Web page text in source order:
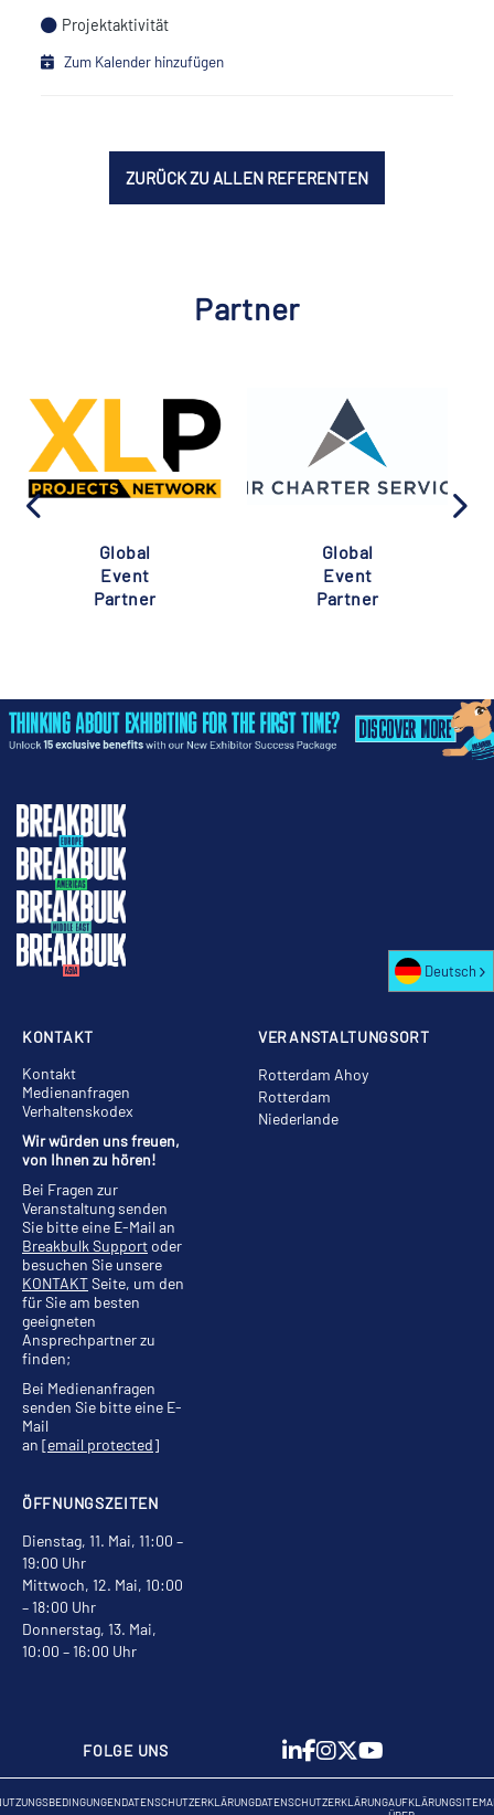
Projektaktivität
Zum Kalender hinzufügen
ZURÜCK ZU ALLEN REFERENTEN
Partner
Global
Event
Partner
Global
Event
Partner
VERANSTALTUNGSORT
Rotterdam Ahoy
Rotterdam
Niederlande
ÖFFNUNGSZEITEN
Dienstag, 11. Mai, 11:00 –
19:00 Uhr
Mittwoch, 12. Mai, 10:00
– 18:00 Uhr
Donnerstag, 13. Mai,
10:00 – 16:00 Uhr
KONTAKT
Kontakt
Medienanfragen
Verhaltenskodex
Wir würden uns freuen,
von Ihnen zu hören!
Bei Fragen zur
Veranstaltung senden
Sie bitte eine E-Mail an
Breakbulk Supportoder
besuchen Sie unsere
KONTAKTSeite, um den
für Sie am besten
geeigneten
Ansprechpartner zu
finden;
Bei Medienanfragen
senden Sie bitte eine E-
Mail
an [email protected]
FOLGE UNS
DATENSCHUTZERKLÄRUNGDATENSCHUTZERKLÄRUNGAUFKLÄRUNG
Deutsch